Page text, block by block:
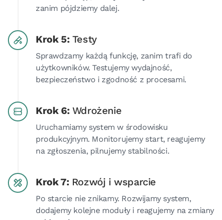
zanim pójdziemy dalej.
Krok 5: Testy
Sprawdzamy każdą funkcję, zanim trafi do
użytkowników. Testujemy wydajność,
bezpieczeństwo i zgodność z procesami.
Krok 6: Wdrożenie
Uruchamiamy system w środowisku
produkcyjnym. Monitorujemy start, reagujemy
na zgłoszenia, pilnujemy stabilności.
Krok 7: Rozwój i wsparcie
Po starcie nie znikamy. Rozwijamy system,
dodajemy kolejne moduły i reagujemy na zmiany